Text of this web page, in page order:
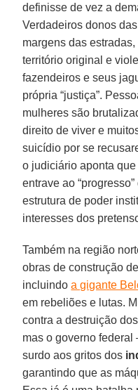
definisse de vez a
Verdadeiros donos
margens das
território original e
fazendeiros e seus
própria “justiça”.
mulheres são
direito de viver e
suicídio por se
o judiciário aponta
entrave ao
estrutura de poder
interesses dos
Também na região
obras de construção de
incluindoa gigante
em rebeliões e lutas.
contra a destruição
mas o governo federal
surdo aos gritos dos
garantindo que as